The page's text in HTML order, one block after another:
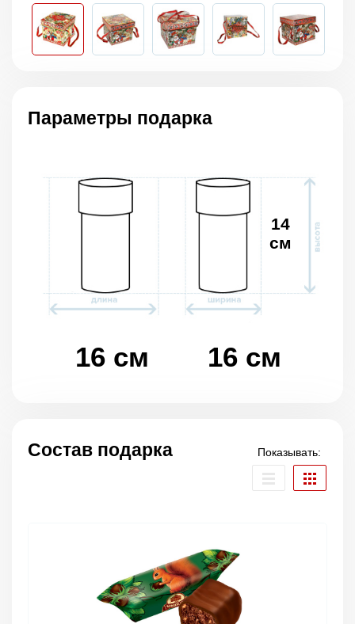
Параметры подарка
16 см 16 см
14
см
Состав подарка Показывать: